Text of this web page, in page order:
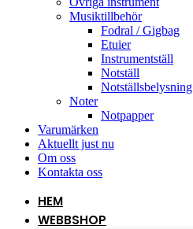
Musiktillbehör
Fodral / Gigbag
Etuier
Instrumentställ
Notställ
Notställsbelysning
Noter
Notpapper
Varumärken
Aktuellt just nu
Om oss
Kontakta oss
HEM
WEBBSHOP